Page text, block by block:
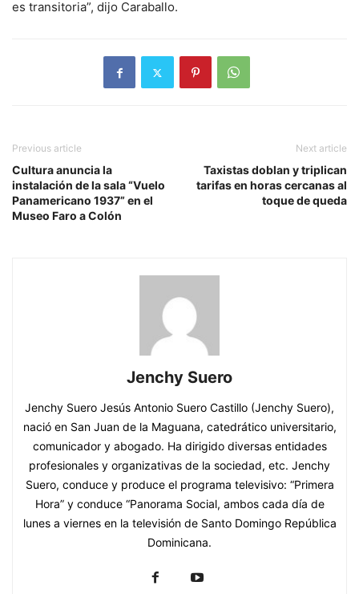
es transitoria”, dijo Caraballo.
Previous article
Cultura anuncia la
instalación de la sala “Vuelo
Panamericano 1937” en el
Museo Faro a Colón
Next article
Taxistas doblan y triplican
tarifas en horas cercanas al
toque de queda
Jenchy Suero
Jenchy Suero Jesús Antonio Suero Castillo (Jenchy Suero),
nació en San Juan de la Maguana, catedrático universitario,
comunicador y abogado. Ha dirigido diversas entidades
profesionales y organizativas de la sociedad, etc. Jenchy
Suero, conduce y produce el programa televisivo: “Primera
Hora” y conduce “Panorama Social, ambos cada día de
lunes a viernes en la televisión de Santo Domingo República
Dominicana.